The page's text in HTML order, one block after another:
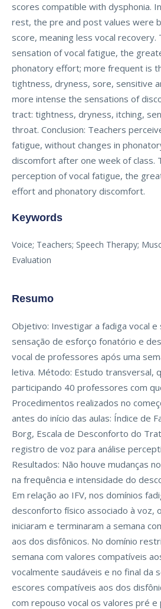
scores compatible with dysphonia.
rest, the pre and post values were
score, meaning less vocal
sensation of vocal fatigue, the
phonatory effort; more frequent is
tightness, dryness, sore, sensitive
more intense the sensations of
tract: tightness, dryness, itching,
throat. Conclusion: Teachers
fatigue, without changes in
discomfort after one week of class.
perception of vocal fatigue, the
effort and phonatory discomfort.
Keywords
Voice; Teachers; Speech Therapy;
Evaluation
Resumo
Objetivo: Investigar a fadiga vocal e
sensação de esforço fonatório e
vocal de professores após uma
letiva. Método: Estudo transversal,
participando 40 professores com
Procedimentos realizados no
antes do início das aulas: Índice de
Borg, Escala de Desconforto do
registro de voz para análise
Resultados: Não houve mudanças
na frequência e intensidade do
Em relação ao IFV, nos domínios
desconforto físico associado à voz,
iniciaram e terminaram a semana
aos dos disfônicos. No domínio
semana com valores compatíveis
vocalmente saudáveis e no final da
escores compatíveis aos dos
com repouso vocal os valores pré e